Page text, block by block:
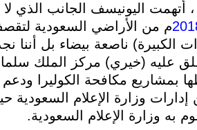
اليونيسف الجانب الذي لا
م من الأراضي السعودية
الكبيرة) ناصعة بيضاء بل أننا
عليه (خيري) مركز الملك
بمشاريع مكافحة الكوليرا
إدارات وزارة الإعلام
به وزارة الإعلام السعودية.